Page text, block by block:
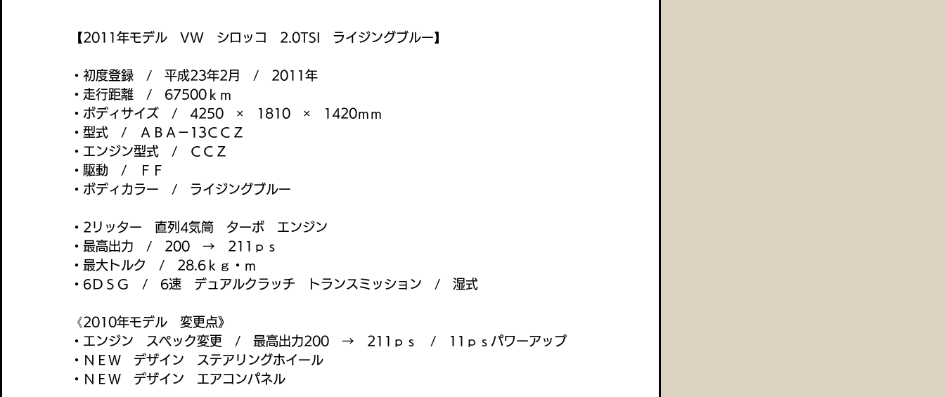
【2011年モデル　VW　シロッコ　2.0TSI　ライジングブルー】
・初度登録　/　平成23年2月　/　2011年
・走行距離　/　67500ｋｍ
・ボディサイズ　/　4250　×　1810　×　1420ｍｍ
・型式　/　ＡＢＡ－13ＣＣＺ
・エンジン型式　/　ＣＣＺ
・駆動　/　ＦＦ
・ボディカラー　/　ライジングブルー
・2リッター　直列4気筒　ターボ　エンジン
・最高出力　/　200　→　211ｐｓ
・最大トルク　/　28.6ｋｇ・ｍ
・6ＤＳＧ　/　6速　デュアルクラッチ　トランスミッション　/　湿式
《2010年モデル　変更点》
・エンジン　スペック変更　/　最高出力200　→　211ｐｓ　/　11ｐｓパワーアップ
・ＮＥＷ　デザイン　ステアリングホイール
・ＮＥＷ　デザイン　エアコンパネル